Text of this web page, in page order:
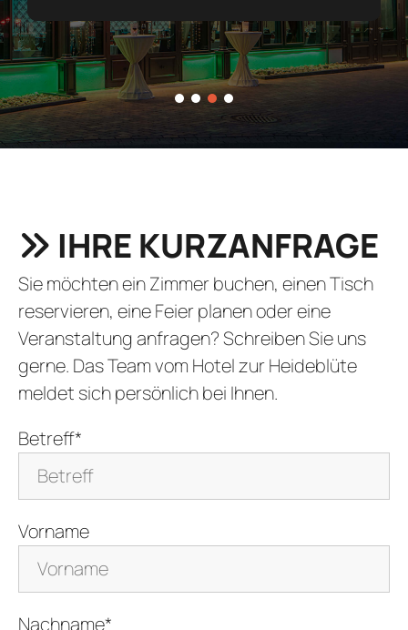
1 2 3 4
IHRE KURZANFRAGE
Sie möchten ein Zimmer buchen, einen Tisch
reservieren, eine Feier planen oder eine
Veranstaltung anfragen? Schreiben Sie uns
gerne. Das Team vom Hotel zur Heideblüte
meldet sich persönlich bei Ihnen.
Betreff*
Vorname
Nachname*